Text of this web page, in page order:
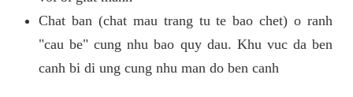
Chat ban (chat mau trang tu te bao chet) o ranh
"cau be" cung nhu bao quy dau. Khu vuc da ben
canh bi di ung cung nhu man do ben canh